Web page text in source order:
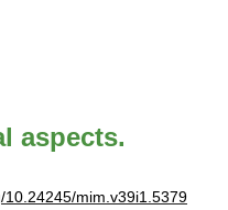
aspects.
10.24245/mim.v39i1.5379